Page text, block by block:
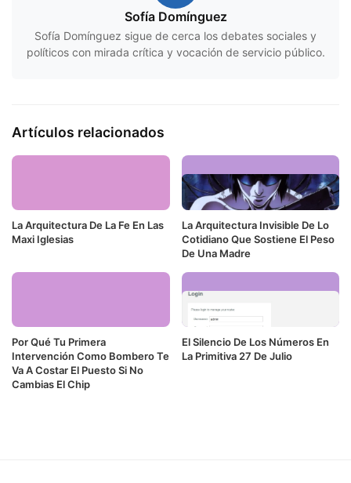
Sofía Domínguez
Sofía Domínguez sigue de cerca los debates sociales y
políticos con mirada crítica y vocación de servicio público.
Artículos relacionados
La Arquitectura De La Fe En Las
Maxi Iglesias
La Arquitectura Invisible De Lo
Cotidiano Que Sostiene El Peso
De Una Madre
Por Qué Tu Primera
Intervención Como Bombero Te
Va A Costar El Puesto Si No
Cambias El Chip
El Silencio De Los Números En
La Primitiva 27 De Julio